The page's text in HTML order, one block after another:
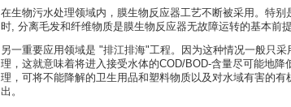
在生物污水处理领域内，膜生物反应器工艺不断被采用。特别
时, 分离毛发和纤维物质是膜生物反应器无故障运转的基本前提
另一重要应用领域是 "排江排海"工程。因为这种情况一般只
理，这就意味着将进入接受水体的COD/BOD-含量尽可能地降
理，可将不能降解的卫生用品和塑料物质以及对水域有害的有
出。
通过采用这一新技术，可利用最少资金但最大程度地进行环
剂。这样可将溶解性和细小污水内含物转化成可分离去除的
95%, COD/BOD-含量降低约 65%， P-含量减少约60%。